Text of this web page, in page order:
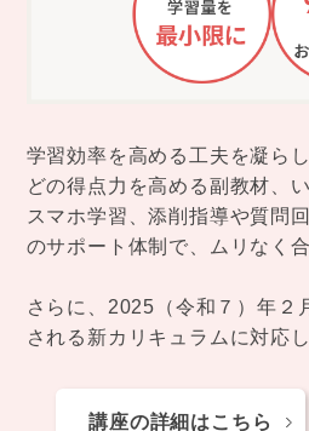
学習効率を高める工夫を凝ら
どの得点力を高める副教材、
スマホ学習、添削指導や質問
のサポート体制で、ムリなく
さらに、2025（令和７）年２
される新カリキュラムに対応
講座の詳細はこちら